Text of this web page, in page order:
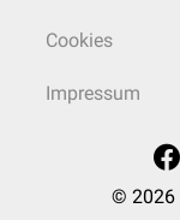
Cookies
Impressum
© 2026